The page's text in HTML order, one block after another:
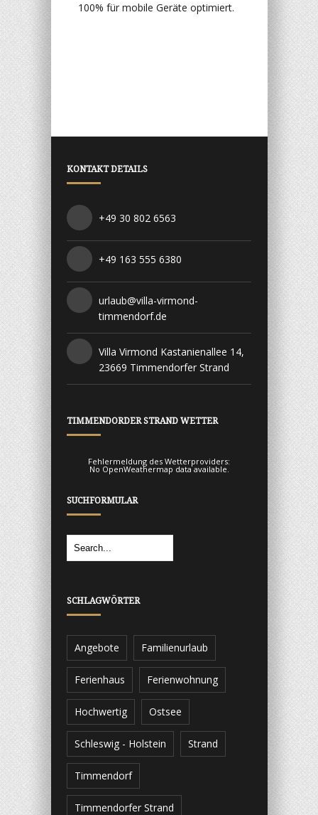
100% für mobile Geräte optimiert.
KONTAKT DETAILS
+49 30 802 6563
+49 163 555 6380
urlaub@villa-virmond-
timmendorf.de
Villa Virmond Kastanienallee 14,
23669 Timmendorfer Strand
TIMMENDORDER STRAND WETTER
Fehlermeldung des Wetterproviders:
No OpenWeathermap data available.
SUCHFORMULAR
SCHLAGWÖRTER
Angebote Familienurlaub
Ferienhaus Ferienwohnung
Hochwertig Ostsee
Schleswig - Holstein Strand
Timmendorf
Timmendorfer Strand